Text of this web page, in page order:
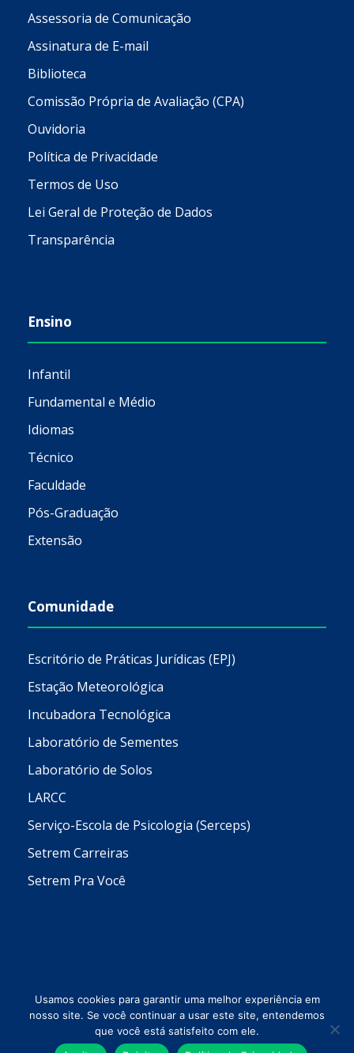
Assessoria de Comunicação
Assinatura de E-mail
Biblioteca
Comissão Própria de Avaliação (CPA)
Ouvidoria
Política de Privacidade
Termos de Uso
Lei Geral de Proteção de Dados
Transparência
Ensino
Infantil
Fundamental e Médio
Idiomas
Técnico
Faculdade
Pós-Graduação
Extensão
Comunidade
Escritório de Práticas Jurídicas (EPJ)
Estação Meteorológica
Incubadora Tecnológica
Laboratório de Sementes
Laboratório de Solos
LARCC
Serviço-Escola de Psicologia (Serceps)
Setrem Carreiras
Setrem Pra Você
Usamos cookies para garantir uma melhor experiência em
nosso site. Se você continuar a usar este site, entendemos
que você está satisfeito com ele.